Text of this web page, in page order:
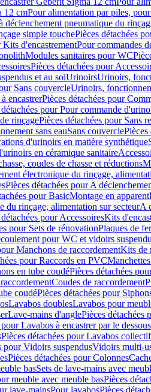
12 cmPour alimentation par piles,
déclenchement pneumatique du
simple touchePièces détachées
Kits d'encastrementPour commandes
Modules sanitaires pour WC
Pièces détachées pour
et au solUrinoirsUrinoirs,
Sans couvercleUrinoirs,
encastrerPièces détachées pour
détachées pour Pour commande
rinçagePièces détachées pour Sans
sans eauSans couverclePièces
d'urinoirs en matière synthétique
en céramique sanitaire
coudes de chasse et réductions
électronique du rinçage,
Pièces détachées pour A
pour BasicMontage en apparent
du rinçage, alimentation sur secteurA
pour AccessoiresKits
pour Sets de rénovationPlaques de
pour WC et vidoirs
Manchons de raccordementKits de
pour Raccords en PVC
en tube coudéPièces détachées
Coudes de raccordement
coudéPièces détachées pour
Lavabos doublesLavabos pour
Lave-mains d'anglePièces détachées
Lavabos à encastrer par le dessous
Pièces détachées pour Lavabos
pour Vidoirs suspendusVidoirs multi-
Pièces détachées pour Colonnes
basSets de lave-mains avec
meuble avec meuble basPièces
lave-mainsPour lavabosPièces